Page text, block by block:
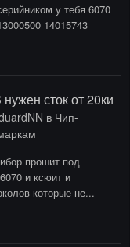
у тебя 6070
14015743
сток от 20ки
в Чип-
прошит под
и ксюит и
которые не...